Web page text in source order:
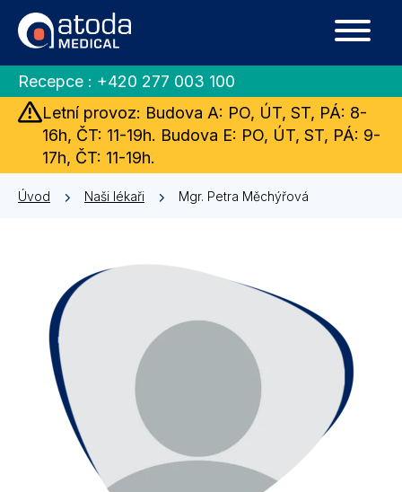
Recepce : +420 277 003 100
Letní provoz: Budova A: PO, ÚT, ST, PÁ: 8-
16h, ČT: 11-19h. Budova E: PO, ÚT, ST, PÁ: 9-
17h, ČT: 11-19h.
Úvod Naši lékaři Mgr. Petra Měchýřová